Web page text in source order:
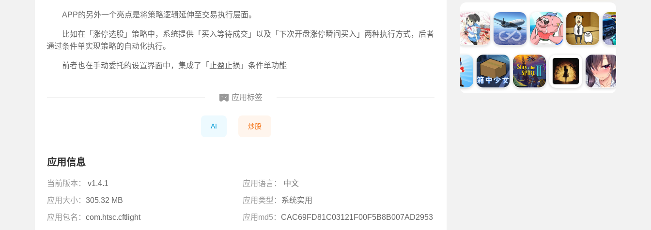
APP的另外一个亮点是将策略逻辑延伸至交易执行层面。
比如在「涨停选股」策略中，系统提供「买入等待成交」以及「下次开盘涨停瞬间买入」两种执行方式，后者
通过条件单实现策略的自动化执行。
前者也在手动委托的设置界面中，集成了「止盈止损」条件单功能
应用标签
AI 炒股
应用信息
当前版本： v1.4.1 应用语言： 中文
应用大小： 305.32 MB 应用类型： 系统实用
应用包名： com.htsc.cftlight 应用md5： CAC69FD81C03121F00F5B8B007AD2953